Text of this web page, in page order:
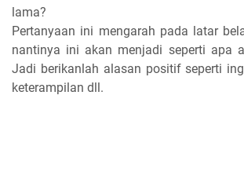
lama?
Pertanyaan ini mengarah pada latar
nantinya ini akan menjadi seperti apa
Jadi berikanlah alasan positif seperti
keterampilan dll.